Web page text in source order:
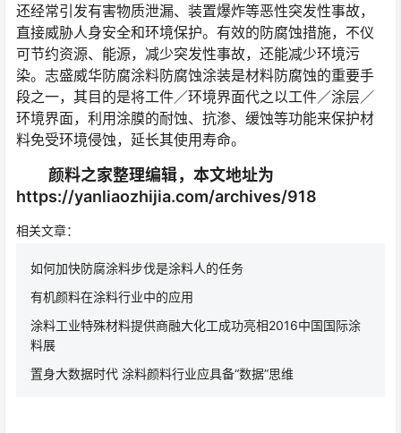
还经常引发有害物质泄漏、装置爆炸等恶性突发性事故，
直接威胁人身安全和环境保护。有效的防腐蚀措施，不仪
可节约资源、能源，减少突发性事故，还能减少环境污
染。志盛威华防腐涂料防腐蚀涂装是材料防腐蚀的重要手
段之一，其目的是将工件／环境界面代之以工件／涂层／
环境界面，利用涂膜的耐蚀、抗渗、缓蚀等功能来保护材
料免受环境侵蚀，延长其使用寿命。
颜料之家整理编辑，本文地址为
https://yanliaozhijia.com/archives/918
相关文章：
如何加快防腐涂料步伐是涂料人的任务
有机颜料在涂料行业中的应用
涂料工业特殊材料提供商融大化工成功亮相2016中国国际涂
料展
置身大数据时代 涂料颜料行业应具备“数据”思维